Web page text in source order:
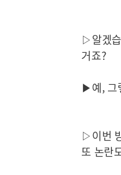
▷알겠
거죠?
▶예, 그
▷이번
또 논란